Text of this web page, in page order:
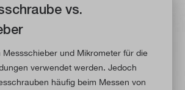
vs.
Messschieber und Mikrometer für die
verwendet werden. Jedoch
häufig beim Messen von